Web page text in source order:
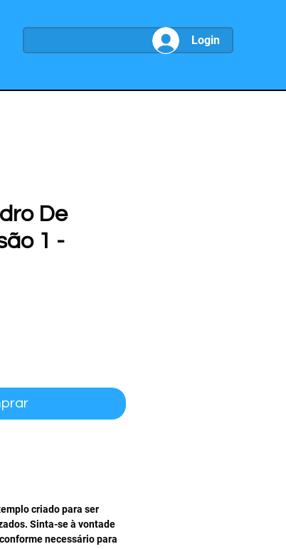
Login
De
1 -
criado para ser
Sinta-se à vontade
necessário para